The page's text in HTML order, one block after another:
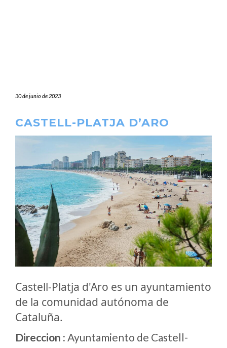
30 de junio de 2023
CASTELL-PLATJA D’ARO
Castell-Platja d'Aro es un ayuntamiento
de la comunidad autónoma de
Cataluña.
Direccion : Ayuntamiento de Castell-